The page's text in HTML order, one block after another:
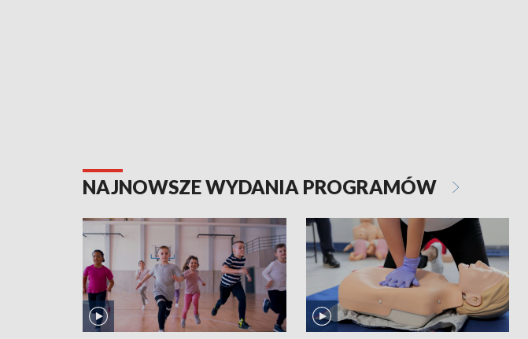
NAJNOWSZE WYDANIA PROGRAMÓW